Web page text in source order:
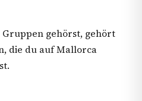
gehörst, gehört
die du auf Mallorca